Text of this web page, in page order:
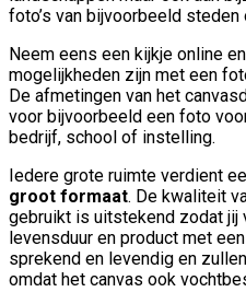
foto’s van bijvoorbeeld steden
Neem eens een kijkje online
mogelijkheden zijn met een
De afmetingen van het
voor bijvoorbeeld een foto
bedrijf, school of instelling.
Iedere grote ruimte verdient
groot formaat. De kwaliteit
gebruikt is uitstekend zodat jij
levensduur en product met
sprekend en levendig en
omdat het canvas ook